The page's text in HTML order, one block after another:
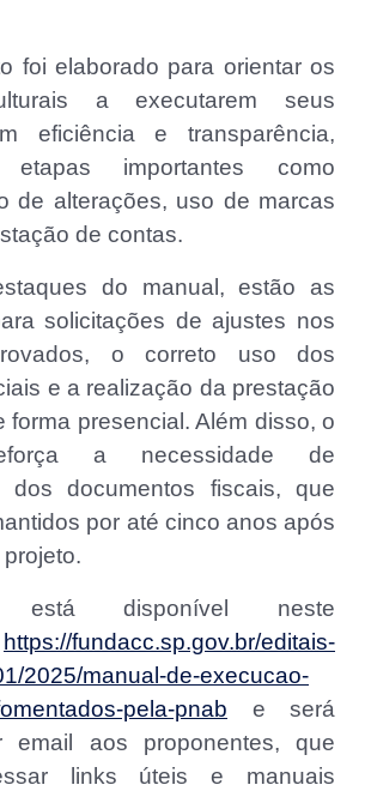
foi elaborado para orientar os
a executarem seus
eficiência e transparência,
etapas importantes como
de alterações, uso de marcas
de contas.
do manual, estão as
solicitações de ajustes nos
o correto uso dos
e a realização da prestação
forma presencial. Além disso, o
a necessidade de
dos documentos fiscais, que
por até cinco anos após
disponível neste
https://fundacc.sp.gov.br/editais-
2025/manual-de-execucao-
pela-pnab e será
email aos proponentes, que
links úteis e manuais